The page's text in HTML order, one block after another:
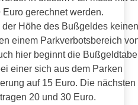
gerechnet werden.
der Höhe des Bußgeldes keinen
einem Parkverbotsbereich
hier beginnt die
einer sich aus dem Parken
auf 15 Euro. Die
20 und 30 Euro.